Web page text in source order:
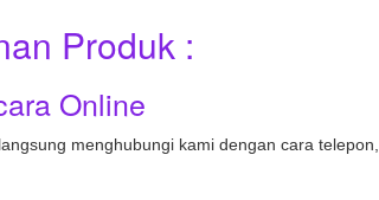
Produk :
Online
menghubungi kami dengan cara telepon,